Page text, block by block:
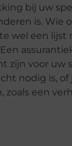
bij uw
is. Wie
wel een
zijn voor uw
nodig is,
een